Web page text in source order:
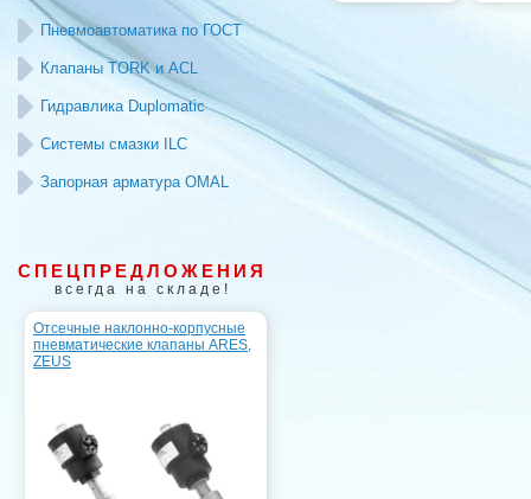
Пневмоавтоматика по ГОСТ
Клапаны TORK и ACL
Гидравлика Duplomatic
Системы смазки ILC
Запорная арматура OMAL
СПЕЦПРЕДЛОЖЕНИЯ
всегда на складе!
Отсечные наклонно-корпусные
пневматические клапаны ARES,
ZEUS